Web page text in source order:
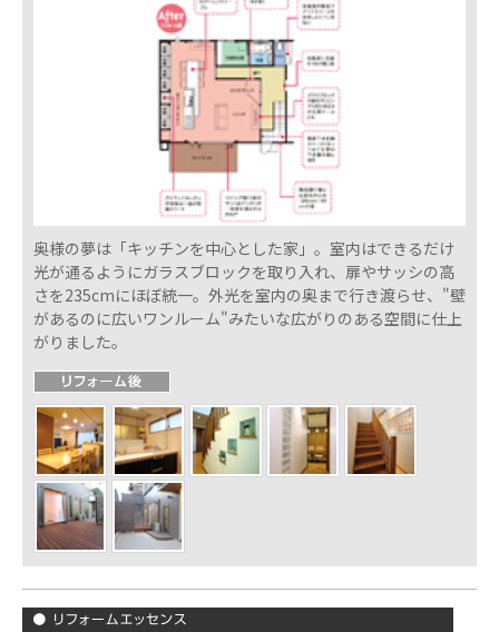
奥様の夢は「キッチンを中心とした家」。室内はできるだけ
光が通るようにガラスブロックを取り入れ、扉やサッシの高
さを235cmにほぼ統一。外光を室内の奥まで行き渡らせ、"壁
があるのに広いワンルーム"みたいな広がりのある空間に仕上
がりました。